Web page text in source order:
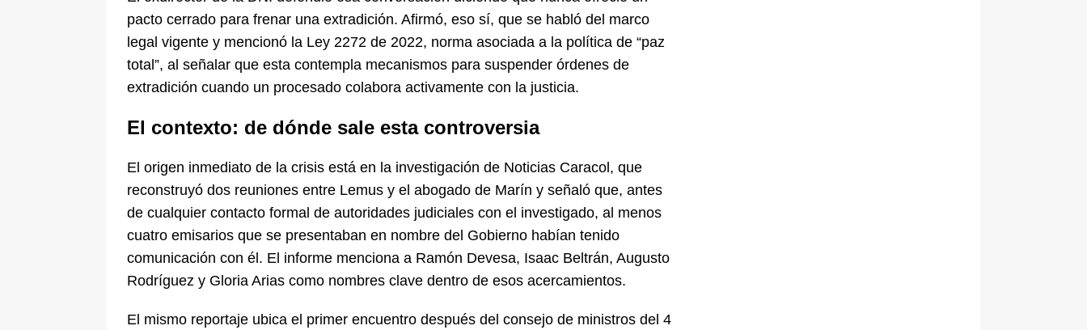
pacto cerrado para frenar una extradición. Afirmó, eso sí, que se habló del marco
legal vigente y mencionó la Ley 2272 de 2022, norma asociada a la política de “paz
total”, al señalar que esta contempla mecanismos para suspender órdenes de
extradición cuando un procesado colabora activamente con la justicia.
El contexto: de dónde sale esta controversia
El origen inmediato de la crisis está en la investigación de Noticias Caracol, que
reconstruyó dos reuniones entre Lemus y el abogado de Marín y señaló que, antes
de cualquier contacto formal de autoridades judiciales con el investigado, al menos
cuatro emisarios que se presentaban en nombre del Gobierno habían tenido
comunicación con él. El informe menciona a Ramón Devesa, Isaac Beltrán, Augusto
Rodríguez y Gloria Arias como nombres clave dentro de esos acercamientos.
El mismo reportaje ubica el primer encuentro después del consejo de ministros del 4